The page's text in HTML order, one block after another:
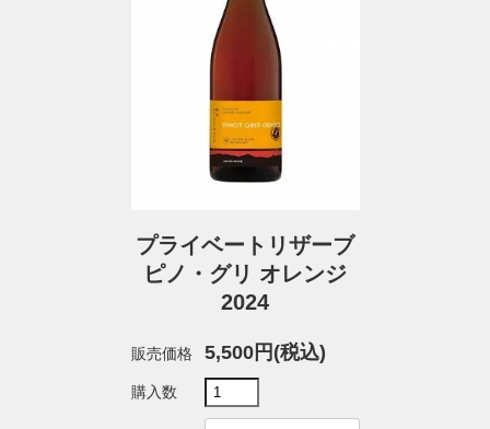
プライベートリザーブ
ピノ・グリ オレンジ
2024
販売価格 5,500円(税込)
購入数